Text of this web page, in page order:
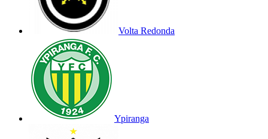
Volta Redonda
Ypiranga